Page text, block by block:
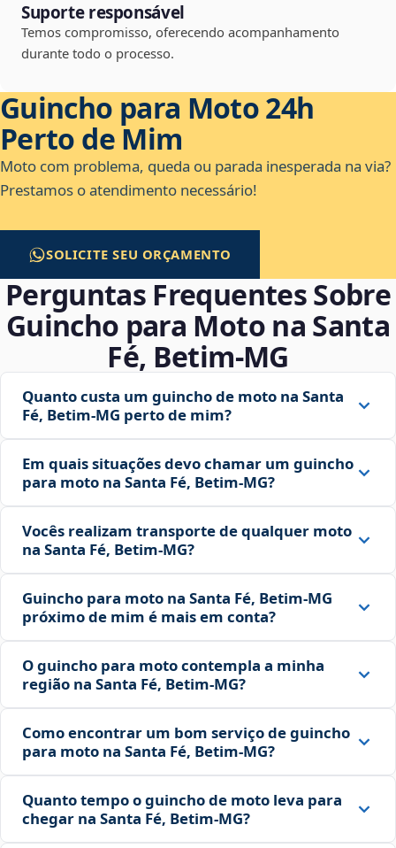
Suporte responsável
Temos compromisso, oferecendo acompanhamento
durante todo o processo.
Guincho para Moto 24h
Perto de Mim
Moto com problema, queda ou parada inesperada na via?
Prestamos o atendimento necessário!
SOLICITE SEU ORÇAMENTO
Perguntas Frequentes Sobre
Guincho para Moto na Santa
Fé, Betim‑MG
Quanto custa um guincho de moto na Santa
Fé, Betim‑MG perto de mim?
Em quais situações devo chamar um guincho
para moto na Santa Fé, Betim‑MG?
Vocês realizam transporte de qualquer moto
na Santa Fé, Betim‑MG?
Guincho para moto na Santa Fé, Betim‑MG
próximo de mim é mais em conta?
O guincho para moto contempla a minha
região na Santa Fé, Betim‑MG?
Como encontrar um bom serviço de guincho
para moto na Santa Fé, Betim‑MG?
Quanto tempo o guincho de moto leva para
chegar na Santa Fé, Betim‑MG?